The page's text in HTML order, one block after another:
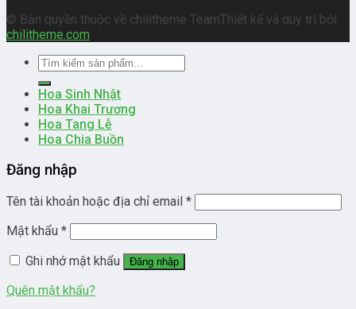
© Bản quyền thuộc về chilitheme TeamThiết kế và duy trì bởi
chilitheme.com
Tìm
kiếm:
Hoa Sinh Nhật
Hoa Khai Trương
Hoa Tang Lễ
Hoa Chia Buồn
Đăng nhập
Tên tài khoản hoặc địa chỉ email *
Mật khẩu *
Ghi nhớ mật khẩu
Đăng nhập
Quên mật khẩu?